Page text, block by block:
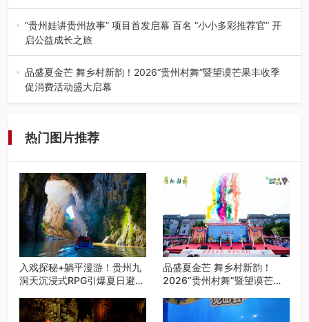
入伏后的贵州，清凉依旧。而在毕节深处的九洞天景区，贵
州首个水上喀斯特沉浸式RPG…
“贵州娃讲贵州故事” 项目首发启幕 百名 “小小多彩推荐官” 开
启公益成长之旅
近日，由贵州教育出版社、阅美黔途阅见中国全国阅读行动
网络贵州站，遵义融媒体传媒集…
品盛夏金芒 舞乡村新韵！2026“贵州村舞”暨望谟芒果丰收季
促消费活动盛大启幕
热门图片推荐
入戏探秘+躺平漫游！贵州九
洞天沉浸式RPG引爆夏日避暑
品盛夏金芒 舞乡村新韵！
2026“贵州村舞”暨望谟芒果